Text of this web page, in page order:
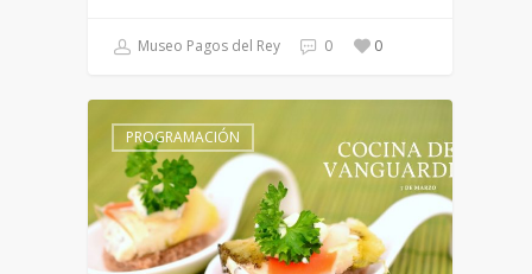
Museo Pagos del Rey 0 0
PROGRAMACIÓN